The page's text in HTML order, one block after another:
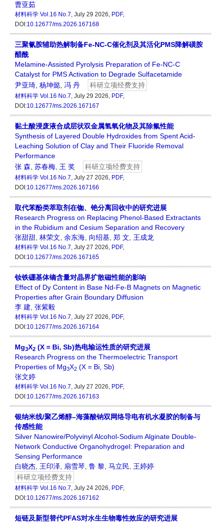
曹亚茹
材料科学 Vol.16 No.7, July 29 2026, PDF,
DOI:10.12677/ms.2026.167168
三聚氰胺辅助热解制备Fe-NC-C催化剂及其活化PMS降解磺胺
醋酰
Melamine-Assisted Pyrolysis Preparation of Fe-NC-C
Catalyst for PMS Activation to Degrade Sulfacetamide
尹亚琦 杨坤懿 冯 丹 科研立项经费支持
材料科学 Vol.16 No.7, July 29 2026, PDF,
DOI:10.12677/ms.2026.167167
黏土酸浸废液合成层状双金属氢氧化物及其除氟性能
Synthesis of Layered Double Hydroxides from Spent Acid-
Leaching Solution of Clay and Their Fluoride Removal
Performance
张 森 苏春梅 王 奖 科研立项经费支持
材料科学 Vol.16 No.7, July 27 2026, PDF,
DOI:10.12677/ms.2026.167166
取代苯酚类萃取剂在铷、铯分离回收中的研究进展
Research Progress on Replacing Phenol-Based Extractants
in the Rubidium and Cesium Separation and Recovery
张甜甜 林荣文 余东海 向绍基 郑 文 王成龙
材料科学 Vol.16 No.7, July 27 2026, PDF,
DOI:10.12677/ms.2026.167165
钕铁硼基体镝含量对晶界扩散磁性能的影响
Effect of Dy Content in Base Nd-Fe-B Magnets on Magnetic
Properties after Grain Boundary Diffusion
李 建 张紫毅
材料科学 Vol.16 No.7, July 27 2026, PDF,
DOI:10.12677/ms.2026.167164
Mg3X2 (X = Bi, Sb)热电输运性质的研究进展
Research Progress on the Thermoelectric Transport
Properties of Mg3X2 (X = Bi, Sb)
张文婷
材料科学 Vol.16 No.7, July 27 2026, PDF,
DOI:10.12677/ms.2026.167163
银纳米线/聚乙烯醇–海藻酸钠双网络导电有机水凝胶的制备与
传感性能
Silver Nanowire/Polyvinyl Alcohol-Sodium Alginate Double-
Network Conductive Organohydrogel: Preparation and
Sensing Performance
白晓杰 王印泽 扇雪琴 鲁 黎 马立民
王婷婷
科研立项经费支持
材料科学 Vol.16 No.7, July 24 2026, PDF,
DOI:10.12677/ms.2026.167162
短链及新型替代PFAS对水生生物毒性效应的研究进展